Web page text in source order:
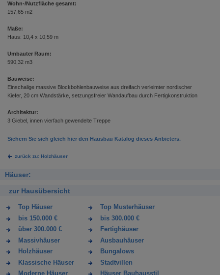
Wohn-/Nutzfläche gesamt:
157,65 m2
Maße:
Haus: 10,4 x 10,59 m
Umbauter Raum:
590,32 m3
Bauweise:
Einschalige massive Blockbohlenbauweise aus dreifach verleimter nordischer
Kiefer, 20 cm Wandstärke, setzungsfreier Wandaufbau durch Fertigkonstruktion
Architektur:
3 Giebel, innen vierfach gewendelte Treppe
Sichern Sie sich gleich hier den Hausbau Katalog dieses Anbieters.
zurück zu: Holzhäuser
Häuser:
zur Hausübersicht
Top Häuser
Top Musterhäuser
bis 150.000 €
bis 300.000 €
über 300.000 €
Fertighäuser
Massivhäuser
Ausbauhäuser
Holzhäuser
Bungalows
Klassische Häuser
Stadtvillen
Moderne Häuser
Häuser Bauhausstil